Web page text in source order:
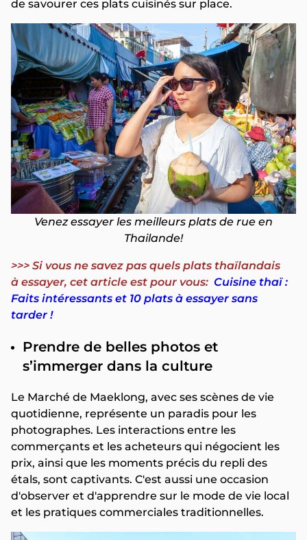
de savourer ces plats cuisinés sur place.
Venez essayer les meilleurs plats de rue en
Thailande!
>>> Si vous ne savez pas quels plats thaïlandais
à essayer, cet article est pour vous: Cuisine thaï :
Faits intéressants et 10 plats à essayer sans
tarder !
Prendre de belles photos et
s’immerger dans la culture
Le Marché de Maeklong, avec ses scènes de vie
quotidienne, représente un paradis pour les
photographes. Les interactions entre les
commerçants et les acheteurs qui négocient les
prix, ainsi que les moments précis du repli des
étals, sont captivants. C'est aussi une occasion
d'observer et d'apprendre sur le mode de vie local
et les pratiques commerciales traditionnelles.